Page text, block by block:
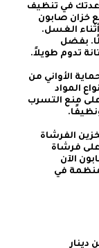
الخدوش، مما يجعلها آمنة وفعالة لجميع أنواع المواد